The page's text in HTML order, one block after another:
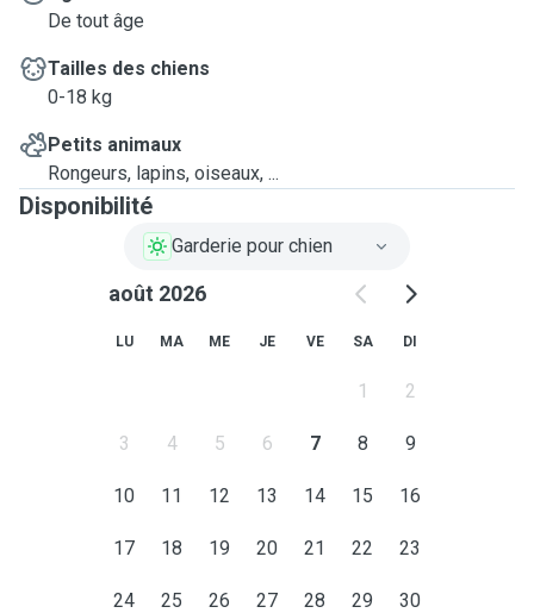
De tout âge
Tailles des chiens
0-18 kg
Petits animaux
Rongeurs, lapins, oiseaux, ...
Disponibilité
Garderie pour chien
août 2026
LU MA ME JE VE SA DI
1 2
3 4 5 6 7 8 9
10 11 12 13 14 15 16
17 18 19 20 21 22 23
24 25 26 27 28 29 30